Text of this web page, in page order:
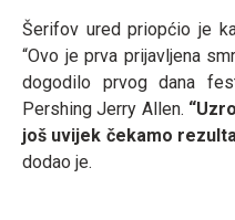
Šerifov ured priopćio je
“Ovo je prva prijavljena
dogodilo prvog dana
Pershing Jerry Allen.
još uvijek čekamo
dodao je.